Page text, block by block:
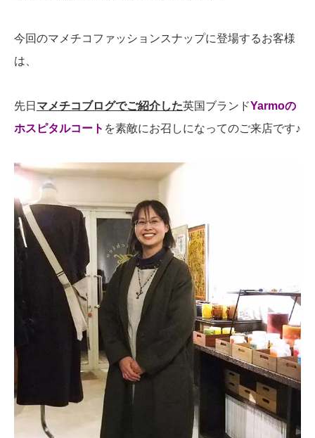
今回のマメチコファッションスナップに登場するお客様
は、
先日 マメチコブログでご紹介した英国ブランドYarmoの
ホスピタルコート を素敵にお召しになってのご来店です♪